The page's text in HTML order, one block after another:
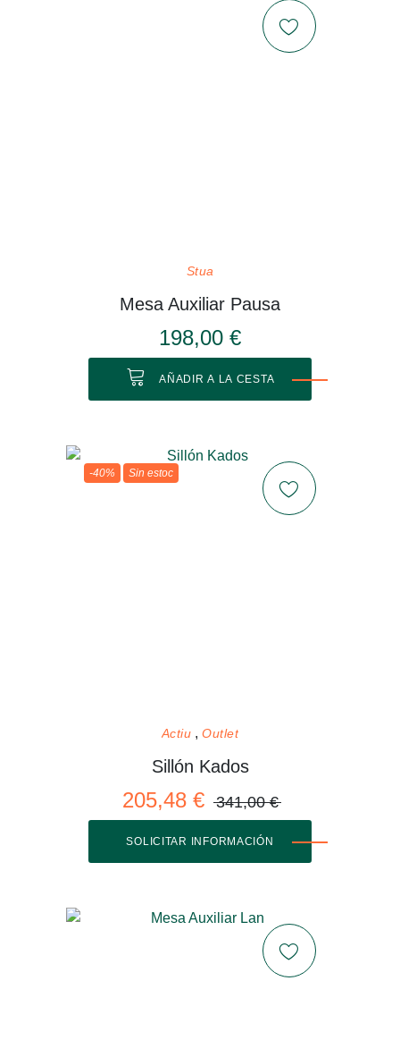
Stua
Mesa Auxiliar Pausa
198,00 €
AÑADIR A LA CESTA
-40% Sin estoc
Actiu Outlet
Sillón Kados
205,48 € 341,00 €
SOLICITAR INFORMACIÓN